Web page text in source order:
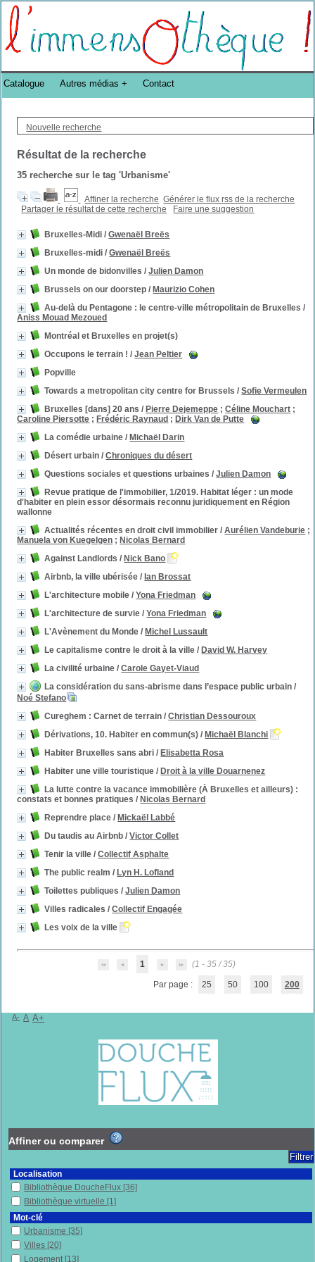
Bibliothèque DoucheFLUX Bibliotheek -->
Nouvelle recherche
Résultat de la recherche
35 recherche sur le tag'Urbanisme'
Affiner la recherche Générer le flux rss de la recherche
Partager le résultat de cette recherche
Faire une suggestion
Bruxelles-Midi /Gwenaël Breës
Bruxelles-midi /Gwenaël Breës
Un monde de bidonvilles /Julien Damon
Brussels on our doorstep / Maurizio Cohen
Au-delà du Pentagone : le centre-ville métropolitain de Bruxelles /
Aniss Mouad Mezoued
Montréal et Bruxelles en projet(s)
Occupons le terrain ! /Jean Peltier
Popville
Towards a metropolitan city centre for Brussels /Sofie Vermeulen
Bruxelles [dans] 20 ans / Pierre Dejemeppe ;Céline Mouchart ;
Caroline Piersotte ; Frédéric Raynaud ; Dirk Van de Putte
La comédie urbaine / Michaël Darin
Désert urbain /Chroniques du désert
Questions sociales et questions urbaines /Julien Damon
Revue pratique de l'immobilier, 1/2019. Habitat léger : un mode
d'habiter en plein essor désormais reconnu juridiquement en Région
wallonne
Actualités récentes en droit civil immobilier /Aurélien Vandeburie ;
Manuela von Kuegelgen ; Nicolas Bernard
Against Landlords / Nick Bano
Airbnb, la ville ubérisée / Ian Brossat
L'architecture mobile /Yona Friedman
L'architecture de survie /Yona Friedman
L'Avènement du Monde / Michel Lussault
Le capitalisme contre le droit à la ville / David W. Harvey
La civilité urbaine /Carole Gayet-Viaud
La considération du sans-abrisme dans l’espace public urbain /
Noé Stefano
Cureghem : Carnet de terrain /Christian Dessouroux
Dérivations, 10. Habiter en commun(s) / Michaël Blanchi
Habiter Bruxelles sans abri / Elisabetta Rosa
Habiter une ville touristique / Droit à la ville Douarnenez
La lutte contre la vacance immobilière (À Bruxelles et ailleurs) :
constats et bonnes pratiques / Nicolas Bernard
Reprendre place / Mickaël Labbé
Du taudis au Airbnb /Victor Collet
Tenir la ville /Collectif Asphalte
The public realm / Lyn H. Lofland
Toilettes publiques /Julien Damon
Villes radicales /Collectif Engagée
Les voix de la ville
1 (1 - 35 / 35)
Par page : 25 50 100 200
Catalogue Autres médias Contact
A- A A+
Affiner ou comparer
Localisation
Bibliothèque DoucheFlux [36]
Bibliothèque virtuelle [1]
Mot-clé
Urbanisme [35]
Villes [20]
Logement [13]